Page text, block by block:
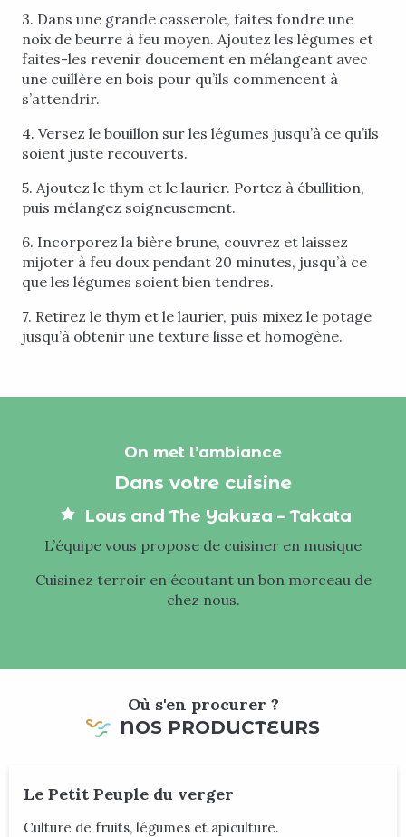
3. Dans une grande casserole, faites fondre une
noix de beurre à feu moyen. Ajoutez les légumes et
faites-les revenir doucement en mélangeant avec
une cuillère en bois pour qu’ils commencent à
s’attendrir.
4. Versez le bouillon sur les légumes jusqu’à ce qu’ils
soient juste recouverts.
5. Ajoutez le thym et le laurier. Portez à ébullition,
puis mélangez soigneusement.
6. Incorporez la bière brune, couvrez et laissez
mijoter à feu doux pendant 20 minutes, jusqu’à ce
que les légumes soient bien tendres.
7. Retirez le thym et le laurier, puis mixez le potage
jusqu’à obtenir une texture lisse et homogène.
On met l’ambiance
Dans votre cuisine
Lous and The Yakuza – Takata
L’équipe vous propose de cuisiner en musique
Cuisinez terroir en écoutant un bon morceau de
chez nous.
Où s'en procurer ?
NOS PRODUCTEURS
Le Petit Peuple du verger
Culture de fruits, légumes et apiculture.